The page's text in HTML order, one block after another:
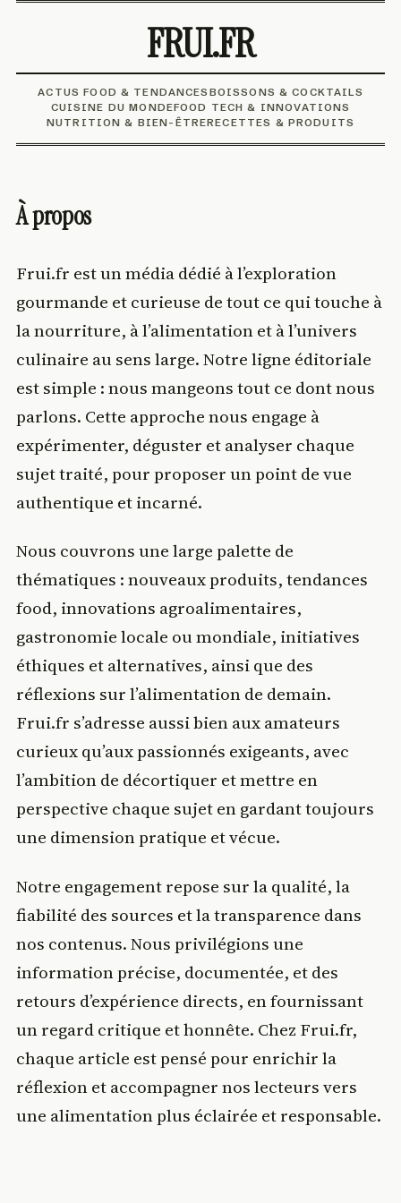
FRUI.FR
ACTUS FOOD & TENDANCES BOISSONS & COCKTAILS
CUISINE DU MONDEFOOD TECH & INNOVATIONS
NUTRITION & BIEN-ÊTRERECETTES & PRODUITS
À propos
Frui.fr est un média dédié à l’exploration
gourmande et curieuse de tout ce qui touche à
la nourriture, à l’alimentation et à l’univers
culinaire au sens large. Notre ligne éditoriale
est simple : nous mangeons tout ce dont nous
parlons. Cette approche nous engage à
expérimenter, déguster et analyser chaque
sujet traité, pour proposer un point de vue
authentique et incarné.
Nous couvrons une large palette de
thématiques : nouveaux produits, tendances
food, innovations agroalimentaires,
gastronomie locale ou mondiale, initiatives
éthiques et alternatives, ainsi que des
réflexions sur l’alimentation de demain.
Frui.fr s’adresse aussi bien aux amateurs
curieux qu’aux passionnés exigeants, avec
l’ambition de décortiquer et mettre en
perspective chaque sujet en gardant toujours
une dimension pratique et vécue.
Notre engagement repose sur la qualité, la
fiabilité des sources et la transparence dans
nos contenus. Nous privilégions une
information précise, documentée, et des
retours d’expérience directs, en fournissant
un regard critique et honnête. Chez Frui.fr,
chaque article est pensé pour enrichir la
réflexion et accompagner nos lecteurs vers
une alimentation plus éclairée et responsable.